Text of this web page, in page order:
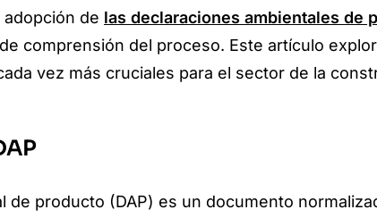
adopción de las declaraciones ambientales de
comprensión del proceso. Este artículo
vez más cruciales para el sector de la
de producto (DAP) es un documento